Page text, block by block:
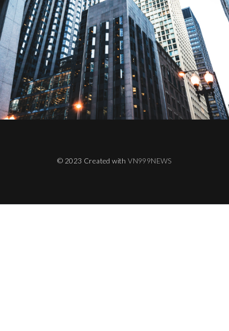
© 2023 Created withVN999NEWS